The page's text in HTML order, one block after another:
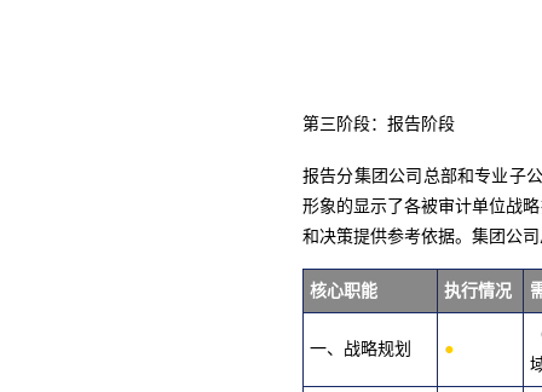
第三阶段：报告阶段
报告分集团公司总部和专业子
形象的显示了各被审计单位战
和决策提供参考依据。集团公
核心职能 执行情况
一、战略规划 ●